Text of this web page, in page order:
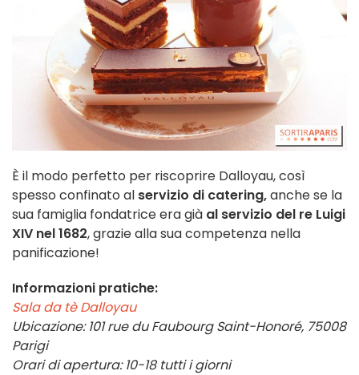
È il modo perfetto per riscoprire Dalloyau, così
spesso confinato al servizio di catering,anche se la
sua famiglia fondatrice era già al servizio del re Luigi
XIV nel 1682, grazie alla sua competenza nella
panificazione!
Informazioni pratiche:
Sala da tè Dalloyau
Ubicazione: 101 rue du Faubourg Saint-Honoré, 75008
Parigi
Orari di apertura: 10-18 tutti i giorni